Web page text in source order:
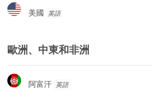
美
國
美國 英語
歐洲、中東和非洲
阿
富
阿富汗 英語